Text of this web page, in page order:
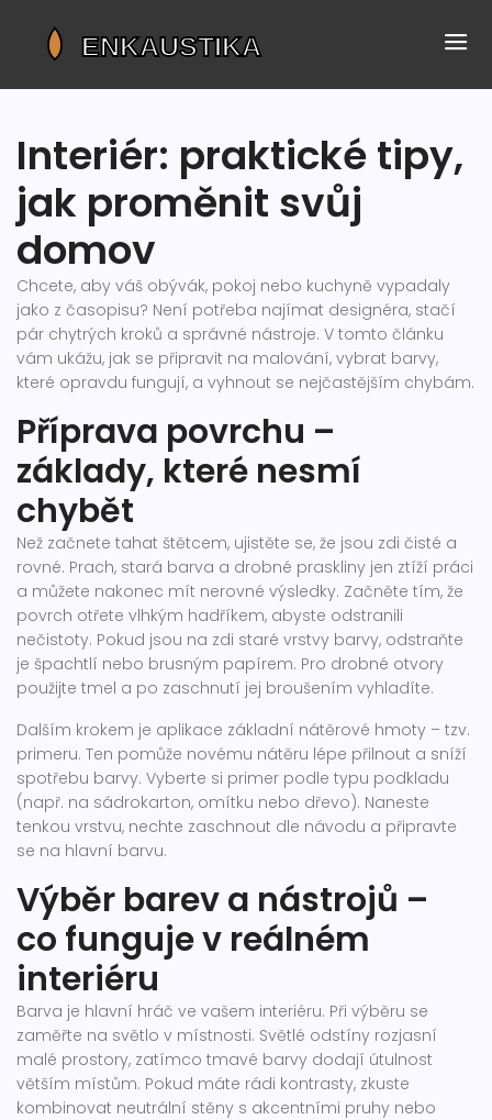
Interiér: praktické tipy,
jak proměnit svůj
domov
Chcete, aby váš obývák, pokoj nebo kuchyně vypadaly
jako z časopisu? Není potřeba najímat designéra, stačí
pár chytrých kroků a správné nástroje. V tomto článku
vám ukážu, jak se připravit na malování, vybrat barvy,
které opravdu fungují, a vyhnout se nejčastějším chybám.
Příprava povrchu –
základy, které nesmí
chybět
Než začnete tahat štětcem, ujistěte se, že jsou zdi čisté a
rovné. Prach, stará barva a drobné praskliny jen ztíží práci
a můžete nakonec mít nerovné výsledky. Začněte tím, že
povrch otřete vlhkým hadříkem, abyste odstranili
nečistoty. Pokud jsou na zdi staré vrstvy barvy, odstraňte
je špachtlí nebo brusným papírem. Pro drobné otvory
použijte tmel a po zaschnutí jej broušením vyhladíte.
Dalším krokem je aplikace základní nátěrové hmoty – tzv.
primeru. Ten pomůže novému nátěru lépe přilnout a sníží
spotřebu barvy. Vyberte si primer podle typu podkladu
(např. na sádrokarton, omítku nebo dřevo). Naneste
tenkou vrstvu, nechte zaschnout dle návodu a připravte
se na hlavní barvu.
Výběr barev a nástrojů –
co funguje v reálném
interiéru
Barva je hlavní hráč ve vašem interiéru. Při výběru se
zaměřte na světlo v místnosti. Světlé odstíny rozjasní
malé prostory, zatímco tmavé barvy dodají útulnost
větším místům. Pokud máte rádi kontrasty, zkuste
kombinovat neutrální stěny s akcentními pruhy nebo